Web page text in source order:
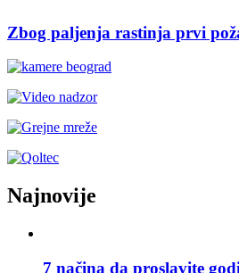
Zbog paljenja rastinja prvi
Najnovije
7 načina da proslavite